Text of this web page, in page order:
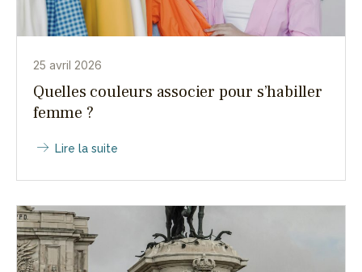
25 avril 2026
Quelles couleurs associer pour s’habiller
femme ?
Lire la suite